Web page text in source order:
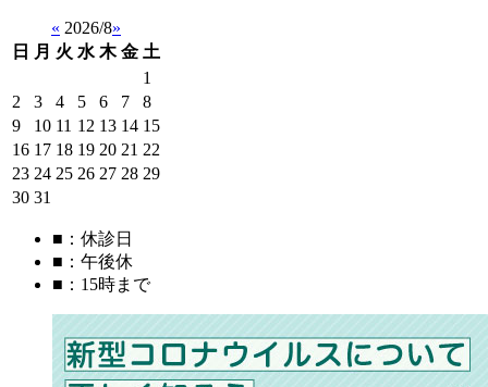
« 2026/8»
日
月 火 水 木 金 土
1
2
3 4 5 6 7
8
9
10 11 12 13 14 15
16 17 18 19 20 21 22
23 24 25 26 27 28 29
30 31
■ ：休診日
■ ：午後休
■ ：15時まで